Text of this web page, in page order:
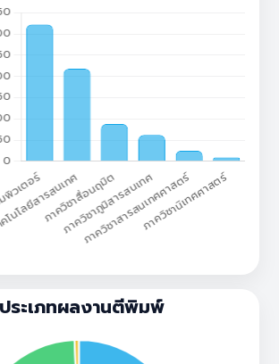
ระเภทผลงานตีพิมพ์